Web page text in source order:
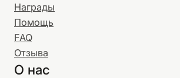
Награды
Помощь
FAQ
Отзыва
О нас